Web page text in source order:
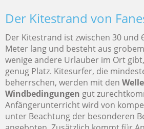
Der Kitestrand von
Der Kitestrand ist zwischen 30 und
Meter lang und besteht aus
wenige andere Urlauber im Ort
genug Platz. Kitesurfer, die
beherrschen, werden mit den
Windbedingungen gut
Anfängerunterricht wird von
unter Beachtung der besonderen